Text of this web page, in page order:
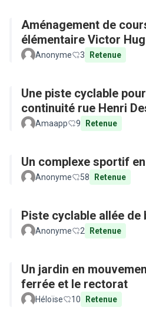
Aménagement de
élémentaire Victor
Anonyme 3 Retenue
Une piste cyclable
continuité rue Henri
Amaapp 9 Retenue
Un complexe sportif
Anonyme 58 Retenue
Piste cyclable allée de
Anonyme 2 Retenue
Un jardin en
ferrée et le rectorat
Héloïse 10 Retenue